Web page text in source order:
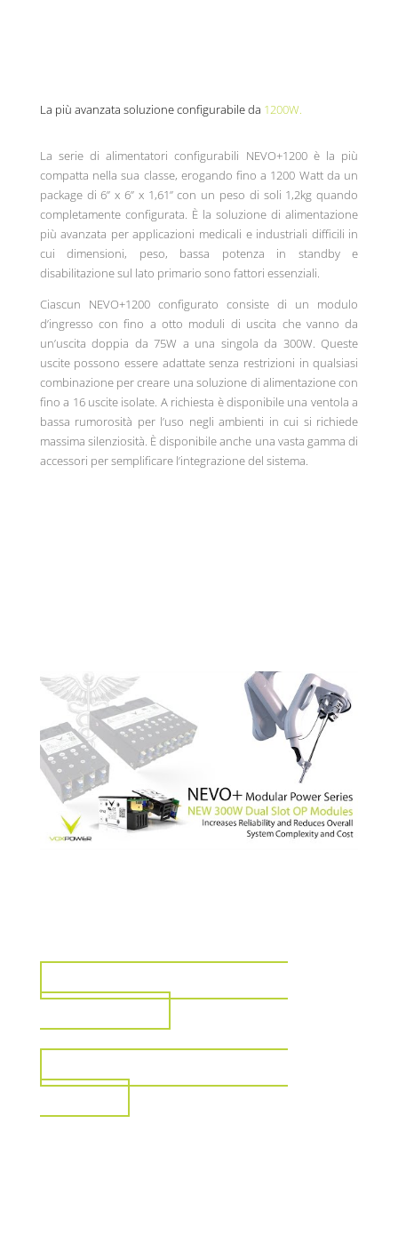
La più avanzata soluzione configurabile da 1200W.
La serie di alimentatori configurabili NEVO+1200 è la più
compatta nella sua classe, erogando fino a 1200 Watt da un
package di 6” x 6” x 1,61” con un peso di soli 1,2kg quando
completamente configurata. È la soluzione di alimentazione
più avanzata per applicazioni medicali e industriali difficili in
cui dimensioni, peso, bassa potenza in standby e
disabilitazione sul lato primario sono fattori essenziali.
Ciascun NEVO+1200 configurato consiste di un modulo
d’ingresso con fino a otto moduli di uscita che vanno da
un’uscita doppia da 75W a una singola da 300W. Queste
uscite possono essere adattate senza restrizioni in qualsiasi
combinazione per creare una soluzione di alimentazione con
fino a 16 uscite isolate. A richiesta è disponibile una ventola a
bassa rumorosità per l’uso negli ambienti in cui si richiede
massima silenziosità. È disponibile anche una vasta gamma di
accessori per semplificare l’integrazione del sistema.